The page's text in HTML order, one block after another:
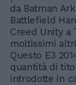
da Batman
Battlefield
Creed Unity a
moltissimi
Questo E3
quantità di
introdotte in